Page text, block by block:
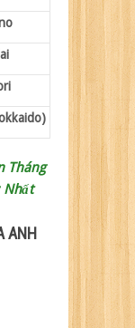
Tháng
Nhất
ANH